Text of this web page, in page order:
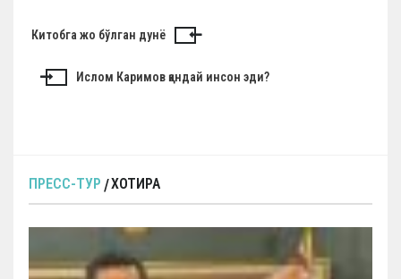
Н
ц
п
Китобга жо бўлган дунё
Ислом Каримов қандай инсон эди?
ПРЕСС-ТУР ХОТИРА